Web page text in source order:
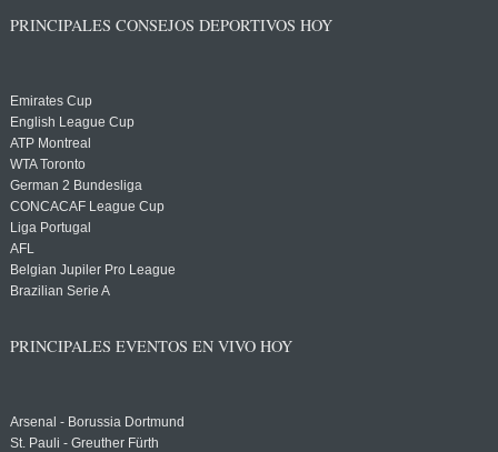
PRINCIPALES CONSEJOS DEPORTIVOS HOY
Emirates Cup
English League Cup
ATP Montreal
WTA Toronto
German 2 Bundesliga
CONCACAF League Cup
Liga Portugal
AFL
Belgian Jupiler Pro League
Brazilian Serie A
PRINCIPALES EVENTOS EN VIVO HOY
Arsenal - Borussia Dortmund
St. Pauli - Greuther Fürth